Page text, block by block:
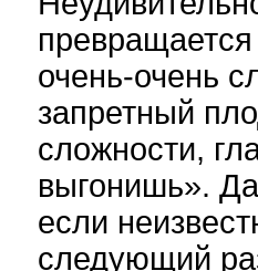
очень-очень
запретный
сложности,
выгонишь».
если
следующий